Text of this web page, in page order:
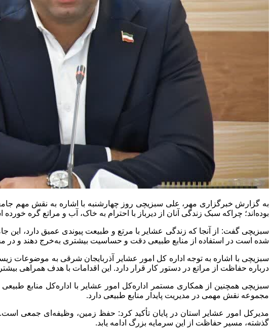
به گزارش خبرگزاری مهر، علی سبزیچی روز چهارشنبه با اشاره به نقش مهم
بوده‌اند؛ چراکه سبک زندگی آنان از دیرباز با احترام به خاک، آب و مراتع گره
سبزیچی گفت: از آنجا که زندگی عشایر با مرتع و طبیعت پیوندی عمیق دارد،
شده است در استفاده از منابع طبیعی دقت و حساسیت بیشتری به‌خرج دهند و در
سبزیچی با اشاره به توجه اداره کل امور عشایر آذربایجان شرقی به موضوعات
درباره حفاظت از مراتع در دستور کار قرار دارد. این اقدامات با هدف همراهی
سبزیچی همچنین از همکاری مستمر اداره‌کل امور عشایر با اداره‌کل منابع
مجموعه نقش مهمی در مدیریت پایدار منابع طبیعی دارد.
مدیرکل امور عشایر استان در پایان تأکید کرد: حفظ زمین، وظیفه‌ای جمعی
گذشته، مسیر حفاظت از این سرمایه بزرگ ادامه یابد.